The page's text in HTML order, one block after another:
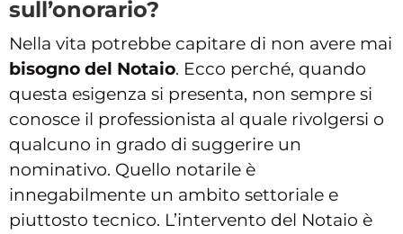
sull’onorario?
Nella vita potrebbe capitare di non avere mai
bisogno del Notaio. Ecco perché, quando
questa esigenza si presenta, non sempre si
conosce il professionista al quale rivolgersi o
qualcuno in grado di suggerire un
nominativo. Quello notarile è
innegabilmente un ambito settoriale e
piuttosto tecnico. L’intervento del Notaio è